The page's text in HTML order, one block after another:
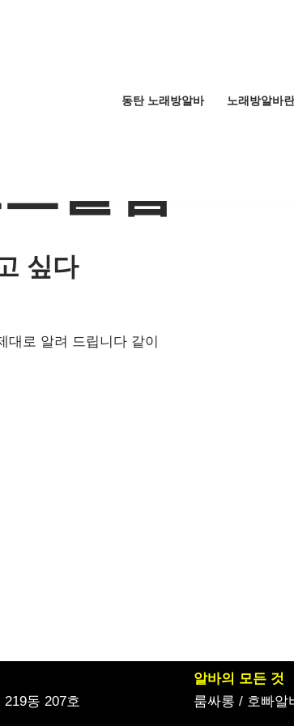
동탄 노래방알바 노래방알바
클럽
싶다
대로 알려 드립니다 같이
동 207호
알바의 모든 것
룸싸롱 / 호빠알